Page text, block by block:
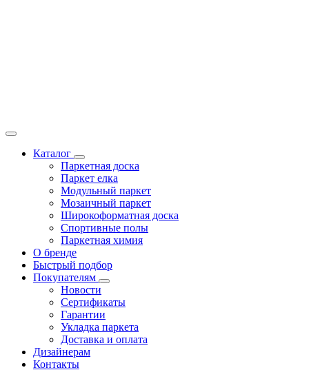
Каталог
Паркетная доска
Паркет елка
Модульный паркет
Мозаичный паркет
Широкоформатная доска
Спортивные полы
Паркетная химия
О бренде
Быстрый подбор
Покупателям
Новости
Сертификаты
Гарантии
Укладка паркета
Доставка и оплата
Дизайнерам
Контакты